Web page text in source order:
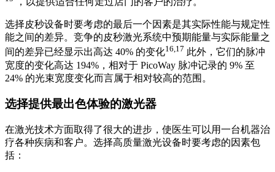
选择皮秒设备时要考虑的最后一个因素是其实际性能与规定性
能之间的差异。竞争的皮秒激光系统中预期能量与实际能量之
间的差异已经显示出高达 40% 的变化16,17 此外，它们的脉冲
宽度的变化高达 194%，相对于 PicoWay 脉冲记录的 9% 至
24% 的光束宽度变化而言属于相对较高的范围。
选择提供最出色体验的激光器
在激光技术方面取得了很大的进步，使医生可以用一台机器治
疗各种疾病和客户。选择高质量激光设备时要考虑的因素包
括：